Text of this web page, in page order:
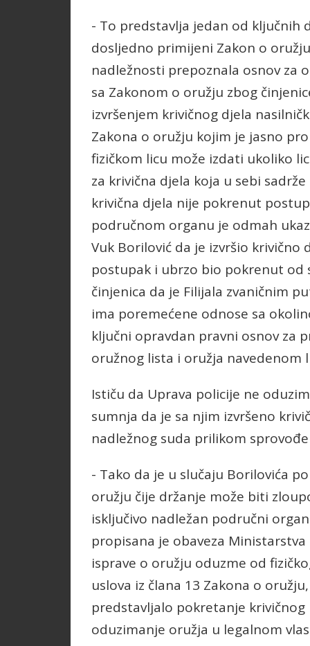
- To predstavlja jedan od ključnih
dosljedno primijeni Zakon o
nadležnosti prepoznala osnov za
sa Zakonom o oružju zbog
izvršenjem krivičnog djela
Zakona o oružju kojim je jasno
fizičkom licu može izdati ukoliko
za krivična djela koja u sebi
krivična djela nije pokrenut
područnom organu je odmah
Vuk Borilović da je izvršio krivično
postupak i ubrzo bio pokrenut od
činjenica da je Filijala zvaničnim
ima poremećene odnose sa
ključni opravdan pravni osnov za
oružnog lista i oružja navedenom
Ističu da Uprava policije ne
sumnja da je sa njim izvršeno
nadležnog suda prilikom
- Tako da je u slučaju Borilovića
oružju čije držanje može biti
isključivo nadležan područni
propisana je obaveza
isprave o oružju oduzme od
uslova iz člana 13 Zakona o
predstavljalo pokretanje krivičnog
oduzimanje oružja u legalnom